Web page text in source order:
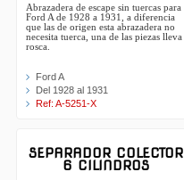
Abrazadera de escape sin tuercas para
Ford A de 1928 a 1931, a diferencia
que las de origen esta abrazadera no
necesita tuerca, una de las piezas lleva
rosca.
Ford A
Del 1928 al 1931
Ref: A-5251-X
SEPARADOR COLECTOR
6 CILINDROS